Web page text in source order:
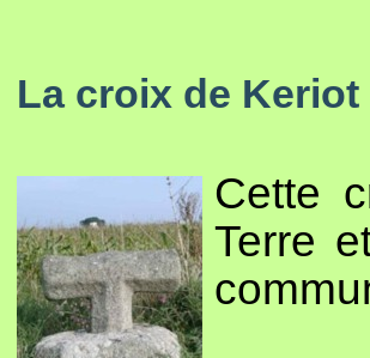
La croix de Keriot
Cette
Terre